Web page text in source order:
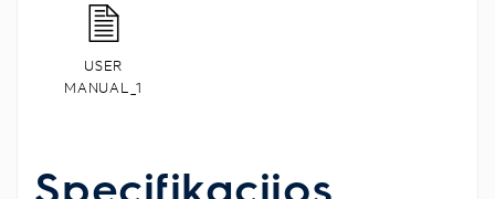
USER
MANUAL_1
Specifikacijos